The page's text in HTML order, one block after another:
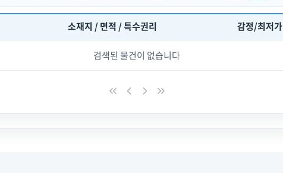
소재지 / 면적 / 특수권리 감정/최저가
검색된 물건이 없습니다